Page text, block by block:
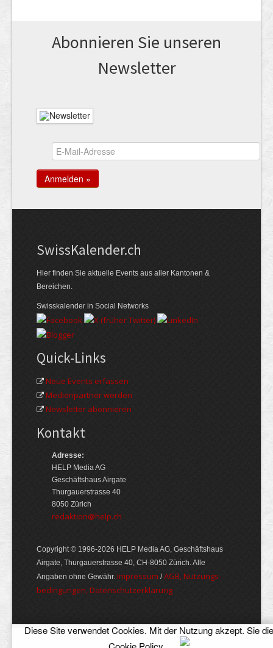
Abonnieren Sie unseren
News­letter
Swiss­Kalender.ch
Hier finden Sie aktuelle Events aus aller Kantonen &
Bereichen.
Swisskalender in Social Networks
Quick-Links
Neue Events erfassen
Medienpartner werden
Newsletter abonnieren
Kontakt
Adresse:
HELP Media AG
Geschäftshaus Airgate
Thurgauerstrasse 40
8050 Zürich
redaktion@help.ch
Copyright © 1996-2026 HELP Media AG, Geschäftshaus
Airgate, Thurgauer­strasse 40, CH-8050 Zürich. Alle
Angaben ohne Gewähr. Im­pres­sum /AGB, Nut­zungs­
bedin­gungen, Daten­schutz­er­klärung
Diese Site verwendet Cookies. Mit der Nutzung akzept. Sie die